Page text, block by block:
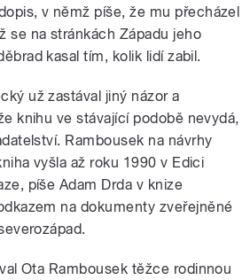
v němž píše, že mu přecházel
se na stránkách Západu jeho
kasal tím, kolik lidí zabil.
už zastával jiný názor a
knihu ve stávající podobě nevydá,
Rambousek na návrhy
vyšla až roku 1990 v Edici
píše Adam Drda v knize
na dokumenty zveřejněné
Ota Rambousek těžce rodinnou